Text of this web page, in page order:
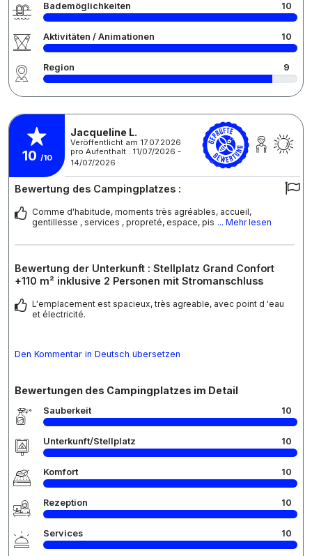
Bademöglichkeiten 10
Aktivitäten / Animationen 10
Region 9
10 /10
Jacqueline L.
Veröffentlicht am 17.07.2026
pro Aufenthalt : 11/07/2026 -
14/07/2026
Bewertung des Campingplatzes :
Comme d'habitude, moments très agréables, accueil,
gentillesse , services , propreté, espace, pis ... Mehr lesen
Bewertung der Unterkunft : Stellplatz Grand Confort
+110 m² inklusive 2 Personen mit Stromanschluss
L'emplacement est spacieux, très agreable, avec point d 'eau
et électricité.
Den Kommentar in Deutsch übersetzen
Bewertungen des Campingplatzes im Detail
Sauberkeit 10
Unterkunft/Stellplatz 10
Komfort 10
Rezeption 10
Services 10